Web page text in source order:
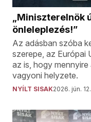
„Miniszterelnök
önleleplezés!”
Az adásban szóba
szerepe, az Európai
az is, hogy
vagyoni helyzete.
NYÍLT SISAK2026. jún.